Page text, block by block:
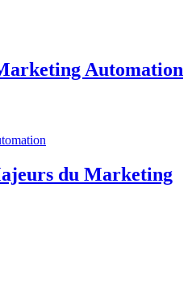
Automation
du Marketing